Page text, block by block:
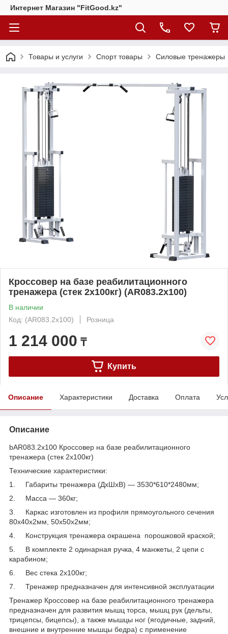
Интернет Магазин "FitGood.kz"
Товары и услуги Спорт товары Силовые тренажеры
Кроссовер на базе реабилитационного
тренажера (стек 2х100кг) (AR083.2х100)
В наличии
Код: (AR083.2х100)
Розница
1 214 000 ₸
Купить
Описание Характеристики Доставка Оплата
Описание
bAR083.2х100 Кроссовер на базе реабилитационного
тренажера (стек 2х100кг)
Технические характеристики:
1. Габариты тренажера (ДхШхВ) ― 3530*610*2480мм;
2. Масса ― 360кг;
3. Каркас изготовлен из профиля прямоугольного сечения
80х40х2мм, 50х50х2мм;
4. Конструкция тренажера окрашена порошковой краской;
5. В комплекте 2 одинарная ручка, 4 манжеты, 2 цепи с
карабином;
6. Вес стека 2х100кг;
7. Тренажер предназначен для интенсивной эксплуатации
Тренажер Кроссовер на базе реабилитационного тренажера
предназначен для развития мышц торса, мышц рук (дельты,
трицепсы, бицепсы), а также мышцы ног (ягодичные, задний,
внешние и внутренние мышцы бедра) с применение